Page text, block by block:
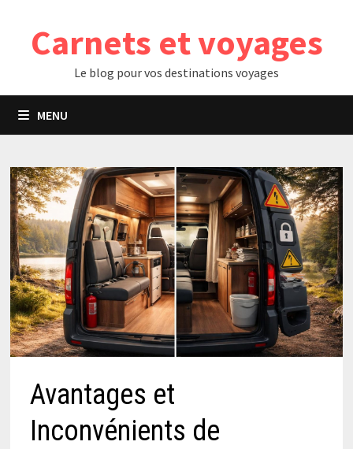
contenuCarnets et voyages
Le blog pour vos destinations voyages
MENU
Avantages et
Inconvénients de